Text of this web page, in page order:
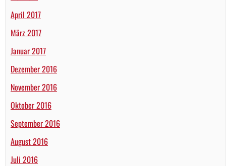
April 2017
März 2017
Januar 2017
Dezember 2016
November 2016
Oktober 2016
September 2016
August 2016
Juli 2016